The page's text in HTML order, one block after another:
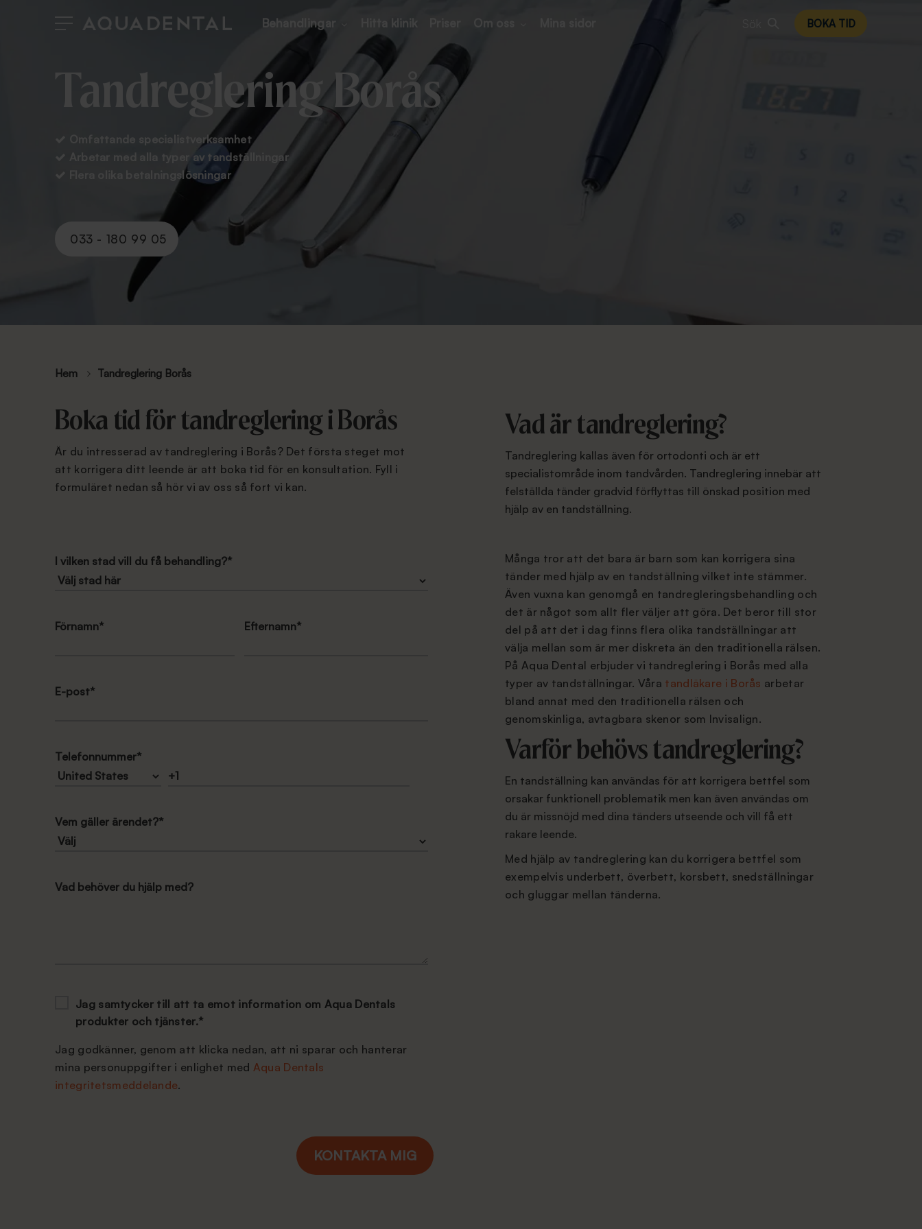
Behandlingar Hitta klinik Om oss BOKA TID
Tandreglering Borås
Omfattande specialistverksamhet
 Arbetar med alla typer av tandställningar
Flera olika betalningslösningar
033 - 180 99 05
Hem Tandreglering Borås
Boka tid för tandreglering i Borås
Är du intresserad av tandreglering i Borås? Det första steget mot
att korrigera ditt leende är att boka tid för en konsultation. Fyll i
formuläret nedan så hör vi av oss så fort vi kan.
I vilken stad vill du få behandling?*
Förnamn* Efternamn*
E-post*
Telefonnummer*
Vem gäller ärendet?*
Vad behöver du hjälp med?
Jag samtycker till att ta emot information om Aqua Dentals
produkter och tjänster.*
Jag godkänner, genom att klicka nedan, att ni sparar och hanterar
mina personuppgifter i enlighet med Aqua Dentals
integritetsmeddelande.
Vad är tandreglering?
Tandreglering kallas även för ortodonti och är ett
specialistområde inom tandvården. Tandreglering innebär att
felställda tänder gradvid förflyttas till önskad position med
hjälp av en tandställning.
Många tror att det bara är barn som kan korrigera sina
tänder med hjälp av en tandställning vilket inte stämmer.
Även vuxna kan genomgå en tandregleringsbehandling och
det är något som allt fler väljer att göra. Det beror till stor
del på att det i dag finns flera olika tandställningar att
välja mellan som är mer diskreta än den traditionella rälsen.
På Aqua Dental erbjuder vi tandreglering i Borås med alla
typer av tandställningar. Våra tandläkare i Borås arbetar
bland annat med den traditionella rälsen och
genomskinliga, avtagbara skenor som Invisalign.
Varför behövs tandreglering?
En tandställning kan användas för att korrigera bettfel som
orsakar funktionell problematik men kan även användas om
du är missnöjd med dina tänders utseende och vill få ett
rakare leende.
Med hjälp av tandreglering kan du korrigera bettfel som
exempelvis underbett, överbett, korsbett, snedställningar
och gluggar mellan tänderna.